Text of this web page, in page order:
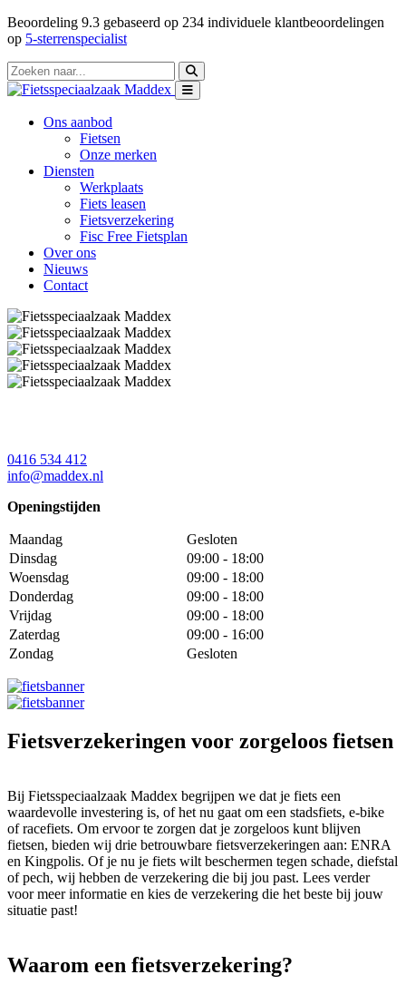
Beoordeling 9.3 gebaseerd op 234 individuele klantbeoordelingen
op 5-sterrenspecialist
Ons aanbod
Fietsen
Onze merken
Diensten
Werkplaats
Fiets leasen
Fietsverzekering
Fisc Free Fietsplan
Over ons
Nieuws
Contact
0416 534 412
info@maddex.nl
Openingstijden
Maandag
Gesloten
Dinsdag
09:00 - 18:00
Woensdag
09:00 - 18:00
Donderdag
09:00 - 18:00
Vrijdag
09:00 - 18:00
Zaterdag
09:00 - 16:00
Zondag
Gesloten
Fietsverzekeringen voor zorgeloos fietsen
Bij Fietsspeciaalzaak Maddex begrijpen we dat je fiets een
waardevolle investering is, of het nu gaat om een stadsfiets, e-bike
of racefiets. Om ervoor te zorgen dat je zorgeloos kunt blijven
fietsen, bieden wij drie betrouwbare fietsverzekeringen aan: ENRA
en Kingpolis. Of je nu je fiets wilt beschermen tegen schade, diefstal
of pech, wij hebben de verzekering die bij jou past. Lees verder
voor meer informatie en kies de verzekering die het beste bij jouw
situatie past!
Waarom een fietsverzekering?